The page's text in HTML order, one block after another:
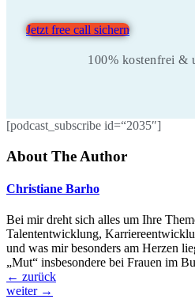
Jetzt free call sichern
100% kostenfrei &
[podcast_subscribe id=“2035″]
About The Author
Christiane Barho
Bei mir dreht sich alles um Ihre
Talententwicklung,
und was mir besonders am Herzen
„Mut“ insbesondere bei Frauen im
← zurück
weiter →